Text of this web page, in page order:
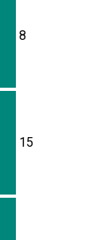
8
15